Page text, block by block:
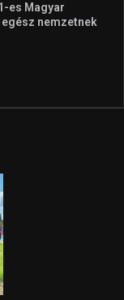
es Magyar
nemzetnek